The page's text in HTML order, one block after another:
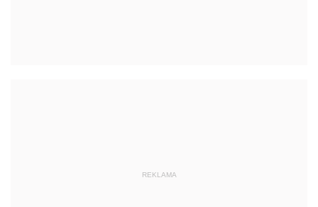
REKLAMA